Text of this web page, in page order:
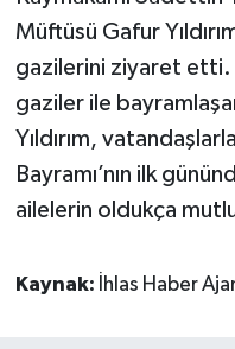
Müftüsü Gafur
gazilerini ziyaret
gaziler ile
Yıldırım,
Bayramı’nın ilk
ailelerin oldukça
Kaynak: İhlas Haber